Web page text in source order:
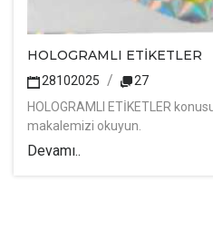
HOLOGRAMLI ETİKETLER
28102025
27
HOLOGRAMLI ETİKETLER
makalemizi okuyun.
Devamı..